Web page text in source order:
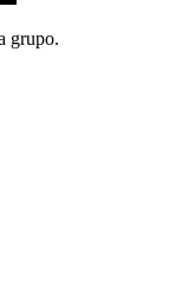
grupo.